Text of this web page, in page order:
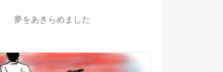
夢をあきらめました